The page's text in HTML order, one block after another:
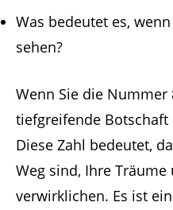
Was bedeutet es,
sehen?
Wenn Sie die Nummer
tiefgreifende
Diese Zahl bedeutet,
Weg sind, Ihre Träume
verwirklichen. Es ist